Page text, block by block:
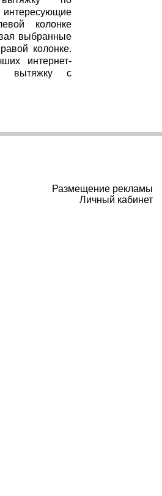
колонке
выбранные
колонке.
интернет-
вытяжку с
Размещение рекламы
Личный кабинет